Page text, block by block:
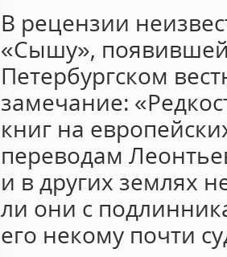
В рецензии
«Сышу»,
Петербургском
замечание:
книг на
переводам
и в других землях
ли они с
его некому почти